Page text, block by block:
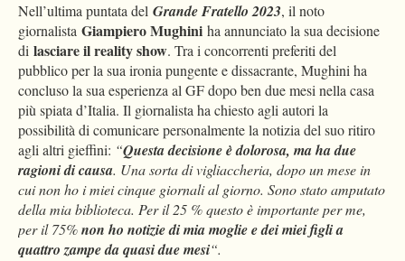
Nell’ultima puntata del Grande Fratello 2023, il noto
giornalista Giampiero Mughini ha annunciato la sua decisione
di lasciare il reality show. Tra i concorrenti preferiti del
pubblico per la sua ironia pungente e dissacrante, Mughini ha
concluso la sua esperienza al GF dopo ben due mesi nella casa
più spiata d’Italia. Il giornalista ha chiesto agli autori la
possibilità di comunicare personalmente la notizia del suo ritiro
agli altri gieffini: “Questa decisione è dolorosa, ma ha due
ragioni di causa. Una sorta di vigliaccheria, dopo un mese in
cui non ho i miei cinque giornali al giorno. Sono stato amputato
della mia biblioteca. Per il 25 % questo è importante per me,
per il 75%non ho notizie di mia moglie e dei miei figli a
quattro zampe da quasi due mesi“.